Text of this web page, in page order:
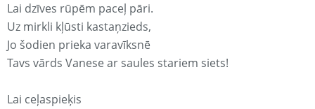
Lai dzīves rūpēm paceļ pāri.
Uz mirkli kļūsti kastaņzieds,
Jo šodien prieka varavīksnē
Tavs vārds Vanese ar saules stariem siets!
Lai ceļaspieķis